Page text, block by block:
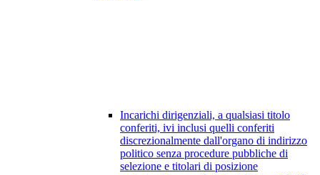
Incarichi dirigenziali, a qualsiasi titolo
conferiti, ivi inclusi quelli conferiti
discrezionalmente dall'organo di indirizzo
politico senza procedure pubbliche di
selezione e titolari di posizione